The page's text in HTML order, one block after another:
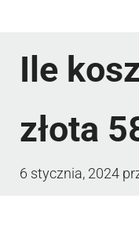
Ile
złota
6 stycznia, 2024